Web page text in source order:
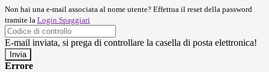
Non hai una e-mail associata al nome utente? Effettua il reset della password
tramite la Login Spaggiari
E-mail inviata, si prega di controllare la casella di posta elettronica!
Errore